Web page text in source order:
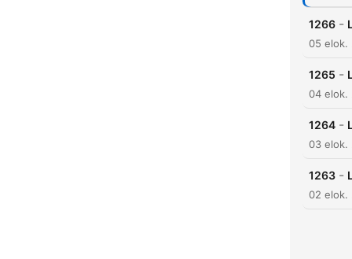
1266 -
05 elok.
1265 -
04 elok.
1264 -
03 elok.
1263 -
02 elok.